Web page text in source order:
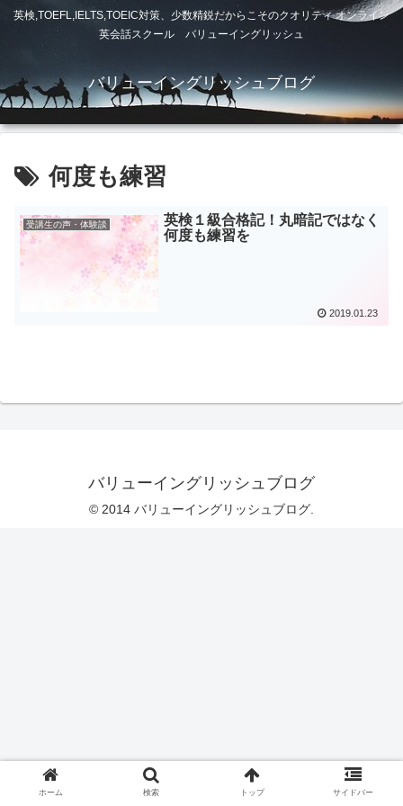
英検,TOEFL,IELTS,TOEIC対策、少数精鋭だからこそのクオリティ オンライン
英会話スクール バリューイングリッシュ
バリューイングリッシュブログ
何度も練習
受講生の声・体験談
英検１級合格記！丸暗記ではなく
何度も練習を
2019.01.23
バリューイングリッシュブログ
© 2014 バリューイングリッシュブログ.
ホーム 検索 トップ サイドバー